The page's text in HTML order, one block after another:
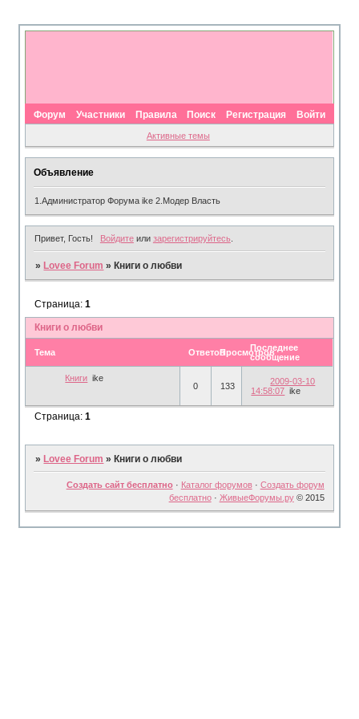
Форум Участники Правила Поиск Регистрация Войти
Активные темы
Объявление
1.Администратор Форума ike 2.Модер Власть
Привет, Гость! Войдитеили зарегистрируйтесь.
»Lovee Forum »Книги о любви
Книги о любви
Страница:1
Тема ОтветовПросмотровПоследнее
сообщение
Книги ike
0
133
2009-03-10
14:58:07 ike
Страница:1
» Lovee Forum » Книги о любви
Создать сайт бесплатно· Каталог форумов· Создать форум
бесплатно· ЖивыеФорумы.ру© 2015